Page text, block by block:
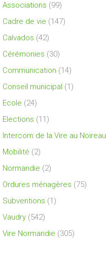
Associations (99)
Cadre de vie (147)
Calvados (42)
Cérémonies (30)
Communication (14)
Conseil municipal (1)
Ecole (24)
Elections (11)
Intercom de la Vire au Noireau
Mobilité (2)
Normandie (2)
Ordures ménagères (75)
Subventions (1)
Vaudry (542)
Vire Normandie (305)